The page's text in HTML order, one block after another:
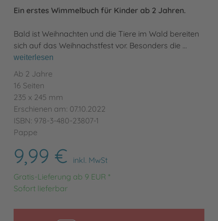
Ein erstes Wimmelbuch für Kinder ab 2 Jahren.
Bald ist Weihnachten und die Tiere im Wald bereiten
sich auf das Weihnachstfest vor. Besonders die …
weiterlesen
Ab 2 Jahre
16 Seiten
235 x 245 mm
Erschienen am: 07.10.2022
ISBN: 978-3-480-23807-1
Pappe
9,99 €
inkl. MwSt
Gratis-Lieferung ab 9 EUR *
Sofort lieferbar